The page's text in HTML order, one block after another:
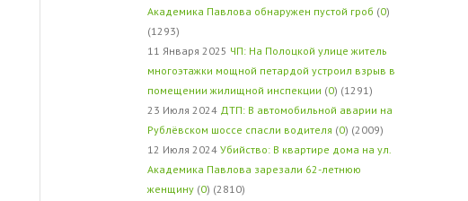
Академика Павлова обнаружен пустой гроб (0)
(1293)
11 Января 2025 ЧП: На Полоцкой улице житель
многоэтажки мощной петардой устроил взрыв в
помещении жилищной инспекции (0) (1291)
23 Июля 2024 ДТП: В автомобильной аварии на
Рублёвском шоссе спасли водителя (0) (2009)
12 Июля 2024 Убийство: В квартире дома на ул.
Академика Павлова зарезали 62-летнюю
женщину (0) (2810)